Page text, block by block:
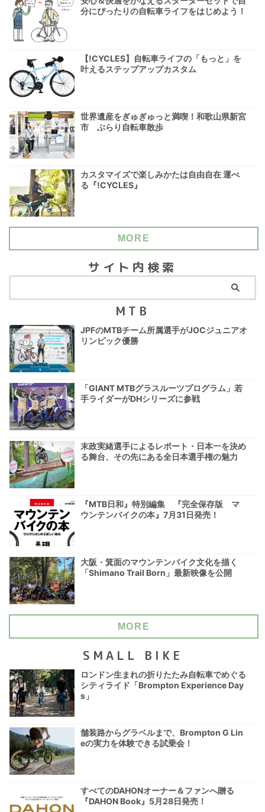
分にぴったりの自転車ライフをはじめよう！
【!CYCLES】自転車ライフの「もっと」を
叶えるステップアップカスタム
世界遺産をぎゅぎゅっと満喫！和歌山県新宮
市 ぶらり自転車散歩
カスタマイズで楽しみかたは自由自在 運べ
る『!CYCLES』
MORE
サイト内検索
MTB
JPFのMTBチーム所属選手がJOCジュニアオ
リンピック優勝
「GIANT MTBグラスルーツプログラム」若
手ライダーがDHシリーズに参戦
末政実緒選手によるレポート・日本一を決め
る舞台、その先にある全日本選手権の魅力
『MTB日和』特別編集 『完全保存版 マ
ウンテンバイクの本』7月31日発売！
大阪・箕面のマウンテンバイク文化を描く
「Shimano Trail Born」最新映像を公開
MORE
SMALL BIKE
ロンドン生まれの折りたたみ自転車でめぐる
シティライド「Brompton Experience Day
s」
舗装路からグラベルまで、Brompton G Lin
eの実力を体験できる試乗会！
すべてのDAHONオーナー＆ファンへ贈る
『DAHON Book』5月28日発売！